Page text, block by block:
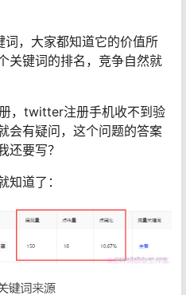
，大家都知道它的价值所
关键词的排名，竞争自然就
，twitter注册手机收不到验
会有疑问，这个问题的答案
还要写？
道了：